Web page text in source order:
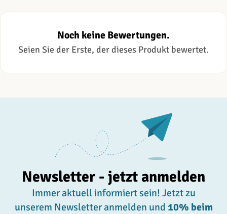
Noch keine Bewertungen.
Seien Sie der Erste, der dieses Produkt bewertet.
Newsletter - jetzt anmelden
Immer aktuell informiert sein! Jetzt zu
unserem Newsletter anmelden und 10% beim